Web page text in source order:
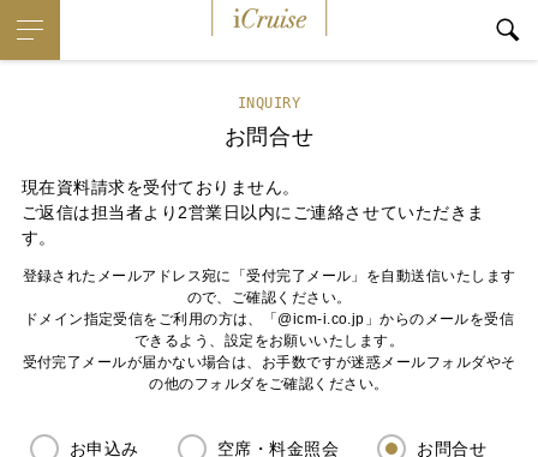
INQUIRY
お問合せ
現在資料請求を受付ておりません。
ご返信は担当者より2営業日以内にご連絡させていただきま
す。
登録されたメールアドレス宛に「受付完了メール」を自動送信いたします
ので、ご確認ください。
ドメイン指定受信をご利用の方は、「@icm-i.co.jp」からのメールを受信
できるよう、設定をお願いいたします。
受付完了メールが届かない場合は、お手数ですが迷惑メールフォルダやそ
の他のフォルダをご確認ください。
お申込み 空席・料金照会 お問合せ